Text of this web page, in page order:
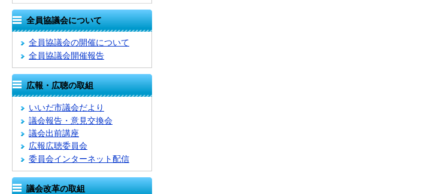
全員協議会について
全員協議会の開催について
全員協議会開催報告
広報・広聴の取組
いいだ市議会だより
議会報告・意見交換会
議会出前講座
広報広聴委員会
委員会インターネット配信
議会改革の取組